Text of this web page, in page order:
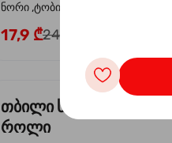
ნორი ,ტობიკო , მაიონეზი,
ფოთოლი
17,9 ₾24,9 ₾
თბილი სიყვარული
როლი